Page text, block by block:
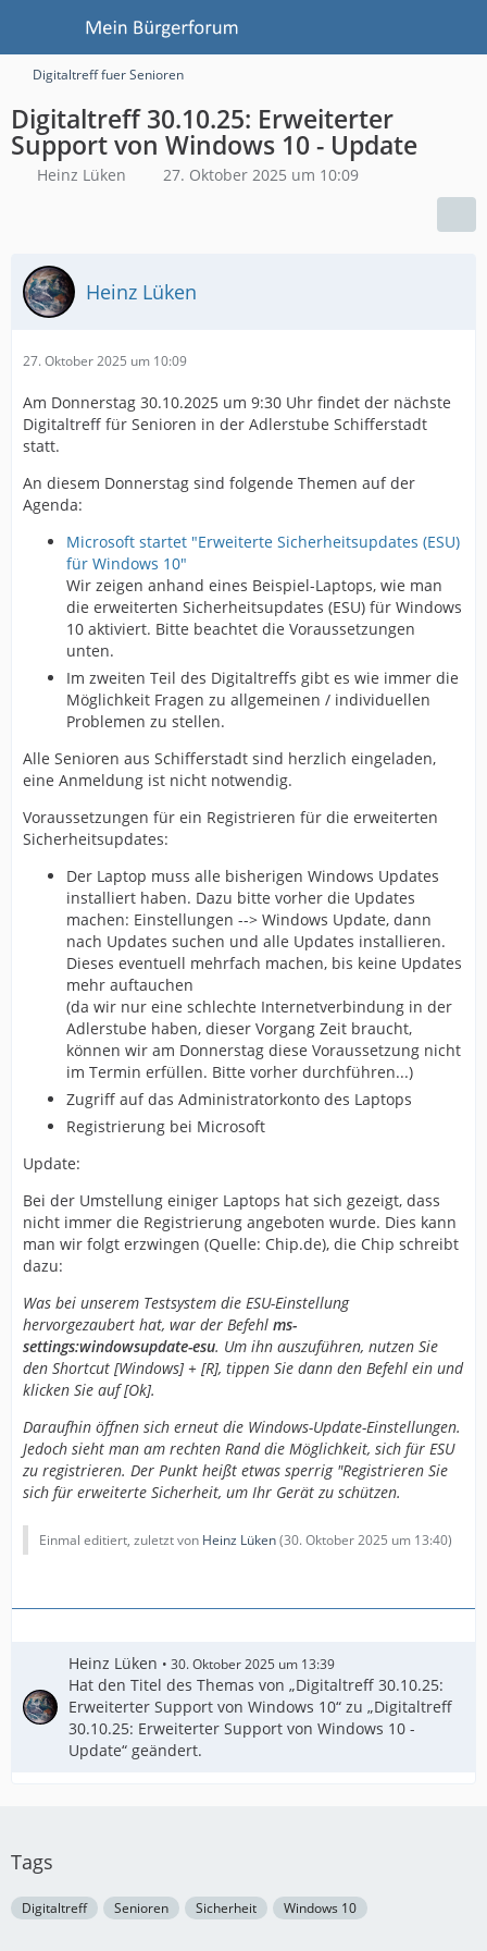
Digitaltreff fuer Senioren
Digitaltreff 30.10.25: Erweiterter
Support von Windows 10 - Update
Heinz Lüken 27. Oktober 2025 um 10:09
Heinz Lüken
27. Oktober 2025 um 10:09
Am Donnerstag 30.10.2025 um 9:30 Uhr findet der nächste
Digitaltreff für Senioren in der Adlerstube Schifferstadt
statt.
An diesem Donnerstag sind folgende Themen auf der
Agenda:
Microsoft startet "Erweiterte Sicherheitsupdates (ESU)
für Windows 10"
Wir zeigen anhand eines Beispiel-Laptops, wie man
die erweiterten Sicherheitsupdates (ESU) für Windows
10 aktiviert. Bitte beachtet die Voraussetzungen
unten.
Im zweiten Teil des Digitaltreffs gibt es wie immer die
Möglichkeit Fragen zu allgemeinen / individuellen
Problemen zu stellen.
Alle Senioren aus Schifferstadt sind herzlich eingeladen,
eine Anmeldung ist nicht notwendig.
Voraussetzungen für ein Registrieren für die erweiterten
Sicherheitsupdates:
Der Laptop muss alle bisherigen Windows Updates
installiert haben. Dazu bitte vorher die Updates
machen: Einstellungen --> Windows Update, dann
nach Updates suchen und alle Updates installieren.
Dieses eventuell mehrfach machen, bis keine Updates
mehr auftauchen
(da wir nur eine schlechte Internetverbindung in der
Adlerstube haben, dieser Vorgang Zeit braucht,
können wir am Donnerstag diese Voraussetzung nicht
im Termin erfüllen. Bitte vorher durchführen...)
Zugriff auf das Administratorkonto des Laptops
Registrierung bei Microsoft
Update:
Bei der Umstellung einiger Laptops hat sich gezeigt, dass
nicht immer die Registrierung angeboten wurde. Dies kann
man wir folgt erzwingen (Quelle: Chip.de), die Chip schreibt
dazu:
Was bei unserem Testsystem die ESU-Einstellung
hervorgezaubert hat, war der Befehl ms-
settings:windowsupdate-esu. Um ihn auszuführen, nutzen Sie
den Shortcut [Windows] + [R], tippen Sie dann den Befehl ein und
klicken Sie auf [Ok].
Daraufhin öffnen sich erneut die Windows-Update-Einstellungen.
Jedoch sieht man am rechten Rand die Möglichkeit, sich für ESU
zu registrieren. Der Punkt heißt etwas sperrig "Registrieren Sie
sich für erweiterte Sicherheit, um Ihr Gerät zu schützen.
Einmal editiert, zuletzt von Heinz Lüken(30. Oktober 2025 um 13:40)
Heinz Lüken 30. Oktober 2025 um 13:39
Hat den Titel des Themas von „Digitaltreff 30.10.25:
Erweiterter Support von Windows 10“ zu „Digitaltreff
30.10.25: Erweiterter Support von Windows 10 -
Update“ geändert.
Tags
Digitaltreff Senioren Sicherheit Windows 10